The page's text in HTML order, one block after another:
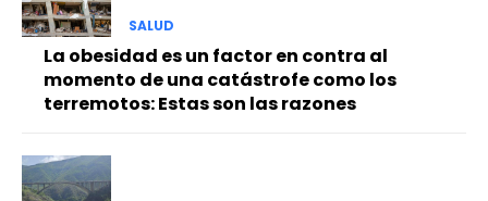
SALUD
La obesidad es un factor en contra al
momento de una catástrofe como los
terremotos: Estas son las razones